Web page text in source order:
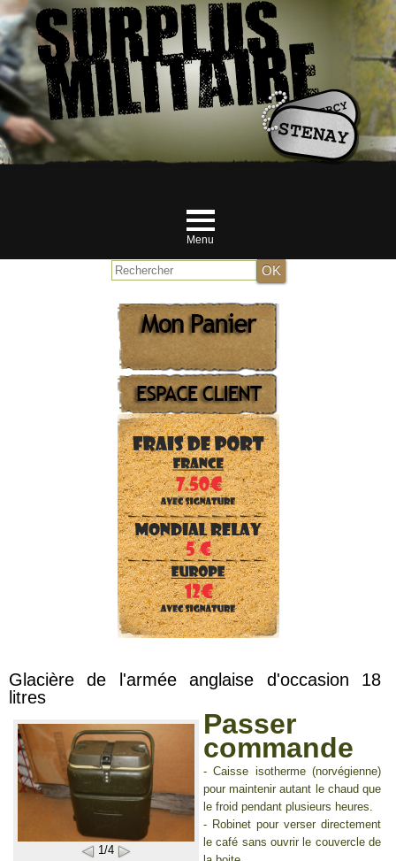
Menu
Glacière de l'armée anglaise d'occasion 18
litres
1/4
Passer
commande
- Caisse isotherme (norvégienne)
pour maintenir autant le chaud que
le froid pendant plusieurs heures.
- Robinet pour verser directement
le café sans ouvrir le couvercle de